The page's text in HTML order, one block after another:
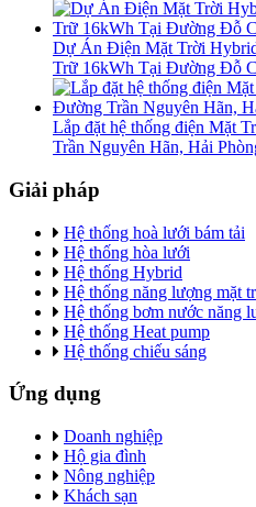
Dự Án Điện Mặt Trời
Trữ 16kWh Tại Đường Đỗ
Lắp đặt hệ thống điện Mặt
Trần Nguyên Hãn, Hải
Giải pháp
Hệ thống hoà lưới bám tải
Hệ thống hòa lưới
Hệ thống Hybrid
Hệ thống năng lượng mặt
Hệ thống bơm nước năng
Hệ thống Heat pump
Hệ thống chiếu sáng
Ứng dụng
Doanh nghiệp
Hộ gia đình
Nông nghiệp
Khách sạn